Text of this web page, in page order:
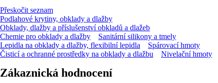
Přeskočit seznam
Podlahové krytiny, obklady a dlažby
Obklady, dlažby a příslušenství obkladů a dlažeb
Chemie pro obklady a dlažby
Sanitární silikony a tmely
Lepidla na obklady a dlažby, flexibilní lepidla
Spárovací hmoty
Čisticí a ochranné prostředky na obklady a dlažbu
Nivelační hmoty
Zákaznická hodnocení